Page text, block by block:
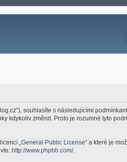
souhlasíte s následujícími
kdykoliv změnit. Proto je rozumné tyto
„ General Public License“ a které je
http://www.phpbb.com/.